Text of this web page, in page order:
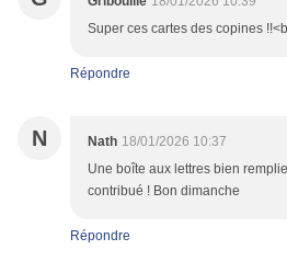
Super ces cartes des copines
Répondre
N Nath 18/01/2026 10:37
Une boîte aux lettres bien
contribué ! Bon dimanche
Répondre